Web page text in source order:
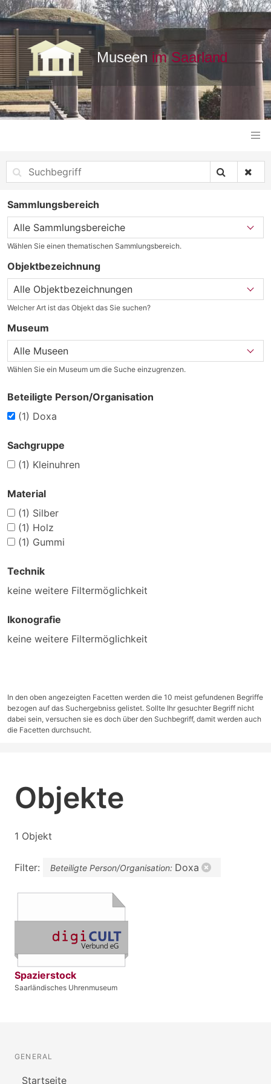
Sammlungsbereich
Wählen Sie einen thematischen Sammlungsbereich.
Objektbezeichnung
Welcher Art ist das Objekt das Sie suchen?
Museum
Wählen Sie ein Museum um die Suche einzugrenzen.
Beteiligte Person/Organisation
(1) Doxa
Sachgruppe
(1) Kleinuhren
Material
(1) Silber
(1) Holz
(1) Gummi
Technik
keine weitere Filtermöglichkeit
Ikonografie
keine weitere Filtermöglichkeit
In den oben angezeigten Facetten werden die 10 meist gefundenen Begriffe
bezogen auf das Suchergebniss gelistet. Sollte Ihr gesuchter Begriff nicht
dabei sein, versuchen sie es doch über den Suchbegriff, damit werden auch
die Facetten durchsucht.
Objekte
1 Objekt
Filter: Beteiligte Person/Organisation: Doxa
Spazierstock
Saarländisches Uhrenmuseum
GENERAL
Startseite